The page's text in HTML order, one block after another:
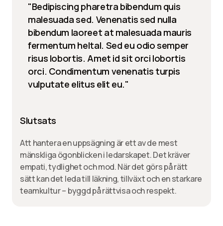
"Bedipiscing pharetra bibendum quis
malesuada sed. Venenatis sed nulla
bibendum laoreet at malesuada mauris
fermentum heltal. Sed eu odio semper
risus lobortis. Amet id sit orci lobortis
orci. Condimentum venenatis turpis
vulputate elitus elit eu."
Slutsats
Att hantera en uppsägning är ett av de mest
mänskliga ögonblicken i ledarskapet. Det kräver
empati, tydlighet och mod. När det görs på rätt
sätt kan det leda till läkning, tillväxt och en starkare
teamkultur – byggd på rättvisa och respekt.